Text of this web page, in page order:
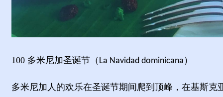
100 多米尼加圣诞节（ La Navidad dominicana ）
多米尼加人的欢乐在圣诞节期间爬到顶峰，在基斯克